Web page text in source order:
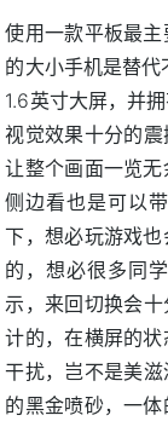
使用一款平板最
的大小手机是替代
1.6英寸大屏，并
视觉效果十分的震
让整个画面一览
侧边看也是可以
下，想必玩游戏
的，想必很多同
示，来回切换会
计的，在横屏的
干扰，岂不是美
的黑金喷砂，一